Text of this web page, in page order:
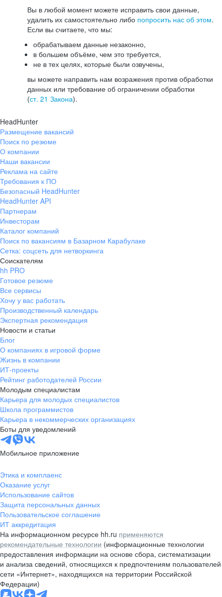
Вы в любой момент можете исправить свои данные,
удалить их самостоятельно либо попросить нас об этом.
Если вы считаете, что мы:
обрабатываем данные незаконно,
в большем объёме, чем это требуется,
не в тех целях, которые были озвучены,
вы можете направить нам возражения против обработки
данных или требование об ограничении обработки
(ст. 21 Закона).
HeadHunter
Размещение вакансий
Поиск по резюме
О компании
Наши вакансии
Реклама на сайте
Требования к ПО
Безопасный HeadHunter
HeadHunter API
Партнерам
Инвесторам
Каталог компаний
Поиск по вакансиям в Базарном Карабулаке
Сетка: соцсеть для нетворкинга
Соискателям
hh PRO
Готовое резюме
Все сервисы
Хочу у вас работать
Производственный календарь
Экспертная рекомендация
Новости и статьи
Блог
О компаниях в игровой форме
Жизнь в компании
ИТ-проекты
Рейтинг работодателей России
Молодым специалистам
Карьера для молодых специалистов
Школа программистов
Карьера в некоммерческих организациях
Боты для уведомлений
Мобильное приложение
Этика и комплаенс
Оказание услуг
Использование сайтов
Защита персональных данных
Пользовательское соглашение
ИТ аккредитация
На информационном ресурсе hh.ru применяются
рекомендательные технологии (информационные технологии
предоставления информации на основе сбора, систематизации
и анализа сведений, относящихся к предпочтениям пользователей
сети «Интернет», находящихся на территории Российской
Федерации)